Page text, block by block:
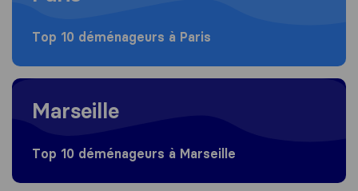
Top 10 déménageurs à Paris
Moving to Marseille
Marseille
Top 10 déménageurs à Marseille